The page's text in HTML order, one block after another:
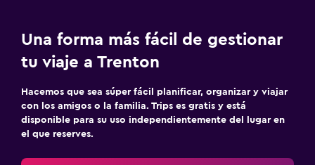
Una forma más fácil de gestionar
tu viaje a Trenton
Hacemos que sea súper fácil planificar, organizar y viajar
con los amigos o la familia. Trips es gratis y está
disponible para su uso independientemente del lugar en
el que reserves.